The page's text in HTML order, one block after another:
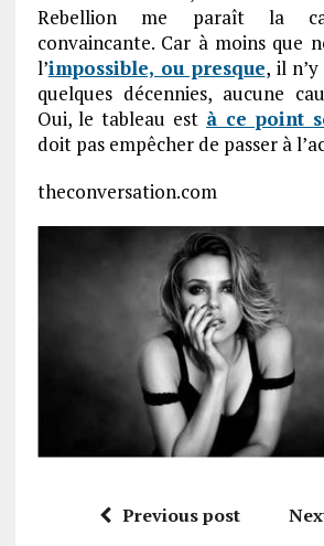
Rebellion me paraît la
convaincante. Car à moins que
l’impossible, ou presque, il
quelques décennies, aucune
Oui, le tableau est à ce point
doit pas empêcher de passer à
theconversation.com
Previous post